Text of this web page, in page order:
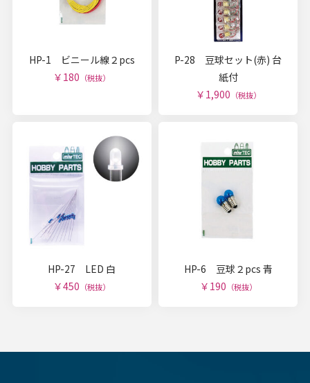
HP-1 ビニール線２pcs
￥180 （税抜）
P-28 豆球セット(赤) 台
紙付
￥1,900 （税抜）
HP-27 LED 白
￥450 （税抜）
HP-6 豆球２pcs 青
￥190 （税抜）